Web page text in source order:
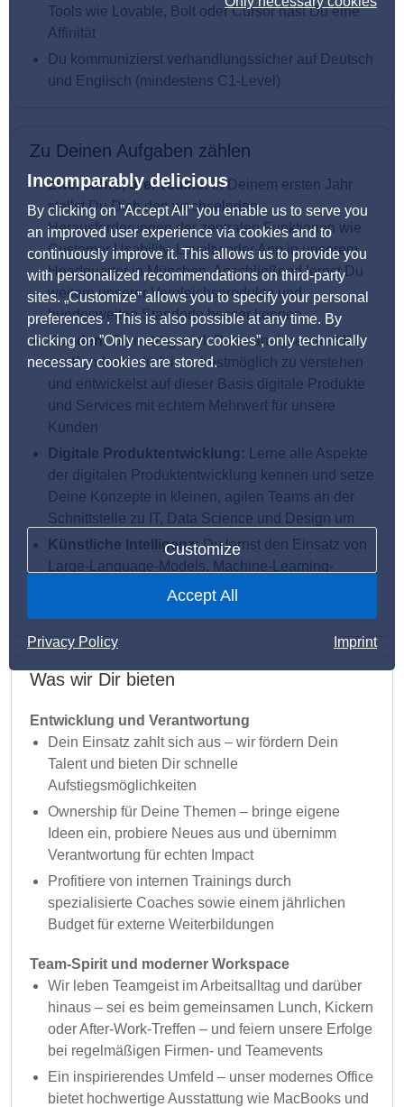
Incomparably delicious
By clicking on ”Accept All” you enable us to serve you
an improved user experience via cookies and to
continuously improve it. This allows us to provide you
with personalized recommendations on third-party
sites. „Customize” allows you to specify your personal
preferences . This is also possible at any time. By
clicking on ”Only necessary cookies”, only technically
necessary cookies are stored.
Customize
Accept All
Privacy Policy Imprint
Tools wie Lovable, Bolt oder Cursor hast Du eine
Affinität
Du kommunizierst verhandlungssicher auf Deutsch
und Englisch (mindestens C1-Level)
Zu Deinen Aufgaben zählen
Zwei Jahre, drei Teams:In Deinem ersten Jahr
stellst Du Dich den wechselnden
Herausforderungen der zentralen Funktionen wie
Customer Usability, Loyalty oder App in unserem
Headquarter in München. Anschließend lernst Du
weitere unserer Vergleichsprodukte und
bundesweiten Standorte besser kennen
Kunden:Du nutzt gezielt Datenanalysen und KI,
um Kundenbedürfnisse bestmöglich zu verstehen
und entwickelst auf dieser Basis digitale Produkte
und Services mit echtem Mehrwert für unsere
Kunden
Digitale Produktentwicklung:
Lerne alle Aspekte
der digitalen Produktentwicklung kennen und setze
Deine Konzepte in kleinen, agilen Teams an der
Schnittstelle zu IT, Data Science und Design um
Künstliche Intelligenz:Du lernst den Einsatz von
Large-Language-Models, Machine-Learning-
Pipelines und Prompt-Engineering kennen und
baust Features mit sichtbarem Impact
Was wir Dir bieten
Entwicklung und Verantwortung
Dein Einsatz zahlt sich aus – wir fördern Dein
Talent und bieten Dir schnelle
Aufstiegsmöglichkeiten
Ownership für Deine Themen – bringe eigene
Ideen ein, probiere Neues aus und übernimm
Verantwortung für echten Impact
Profitiere von internen Trainings durch
spezialisierte Coaches sowie einem jährlichen
Budget für externe Weiterbildungen
Team-Spirit und moderner Workspace
Wir leben Teamgeist im Arbeitsalltag und darüber
hinaus – sei es beim gemeinsamen Lunch, Kickern
oder After-Work-Treffen – und feiern unsere Erfolge
bei regelmäßigen Firmen- und Teamevents
Ein inspirierendes Umfeld – unser modernes Office
bietet hochwertige Ausstattung wie MacBooks und